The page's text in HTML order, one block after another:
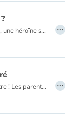
Découvrez les aventures de Lison, une héroïne sympathique qui a l'art d'accumuler les bêtises. Ce matin, Mme Nervos a failli avoir un malaise. L'horrible directrice a découvert avec stupeur que la statue de Charlemagne qui trône royalement dans la cour de l'école a été taguée. Cette vieille harpie soupçonne bien sûr Lison. Une seule solution pour cette dernière, trouver elle-même le coupable. …
Aïe, aïe, aïe ! C'est la fin du trimestre ! Les parents de Lison l'ont prévenue : mauvaises notes = pas de cadeau de Noël. Et quand son bulletin arrive, c'est l'horreur ! Les zéros font des guirlandes. Mais Lison n'est pas prête à renoncer à son cadeau, quitte à l'acheter elle-même s'il le faut. Reste à trouver un moyen de gagner de l'argent... coûte que coûte ! …